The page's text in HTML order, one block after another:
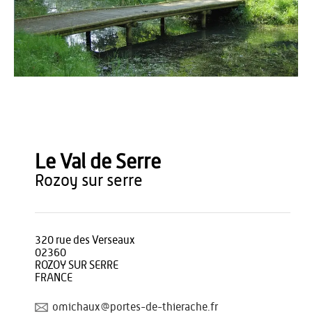
OT du Pays de Thiérache
Le Val de Serre
rozoy sur serre
320 rue des Verseaux
02360
ROZOY SUR SERRE
FRANCE
omichaux@portes-de-thierache.fr